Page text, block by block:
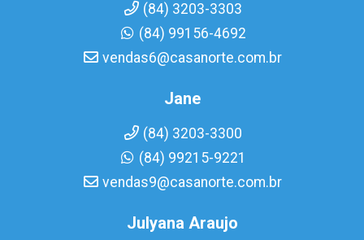
(84) 3203-3303
(84) 99156-4692
vendas6@casanorte.com.br
Jane
(84) 3203-3300
(84) 99215-9221
vendas9@casanorte.com.br
Julyana Araujo